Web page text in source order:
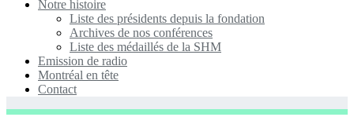
Notre histoire
Liste des présidents depuis la fondation
Archives de nos conférences
Liste des médaillés de la SHM
Emission de radio
Montréal en tête
Contact